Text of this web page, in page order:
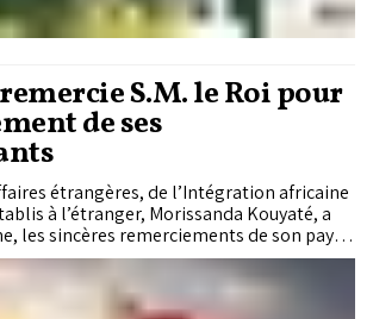
S.M. le Roi pour
de ses
étrangères, de l’Intégration africaine
à l’étranger, Morissanda Kouyaté, a
les sincères remerciements de son pays à
VI suite à une opération
de plusieurs dizaines de ressortissants